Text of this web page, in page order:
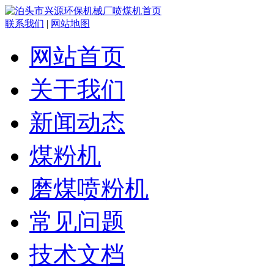
联系我们 | 网站地图
网站首页
关于我们
新闻动态
煤粉机
磨煤喷粉机
常见问题
技术文档